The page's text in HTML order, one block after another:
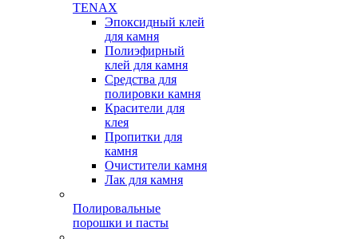
TENAX
Эпоксидный клей
для камня
Полиэфирный
клей для камня
Средства для
полировки камня
Красители для
клея
Пропитки для
камня
Очистители камня
Лак для камня
Полировальные
порошки и пасты